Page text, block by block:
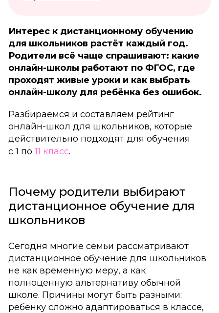
Интерес к дистанционному обучению
для школьников растёт каждый год.
Родители всё чаще спрашивают: какие
онлайн-школы работают по ФГОС, где
проходят живые уроки и как выбрать
онлайн-школу для ребёнка без ошибок.
Разбираемся и составляем рейтинг
онлайн-школ для школьников, которые
действительно подходят для обучения
с 1 по11 класс.
Почему родители выбирают
дистанционное обучение для
школьников
Сегодня многие семьи рассматривают
дистанционное обучение для школьников
не как временную меру, а как
полноценную альтернативу обычной
школе. Причины могут быть разными:
ребёнку сложно адаптироваться в классе,